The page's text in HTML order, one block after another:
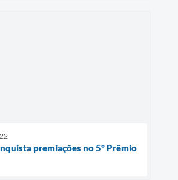
premiações no 5º Prêmio